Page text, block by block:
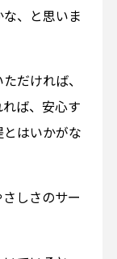
、と思いま
だければ、
ば、安心す
はいかがな
しさのサー